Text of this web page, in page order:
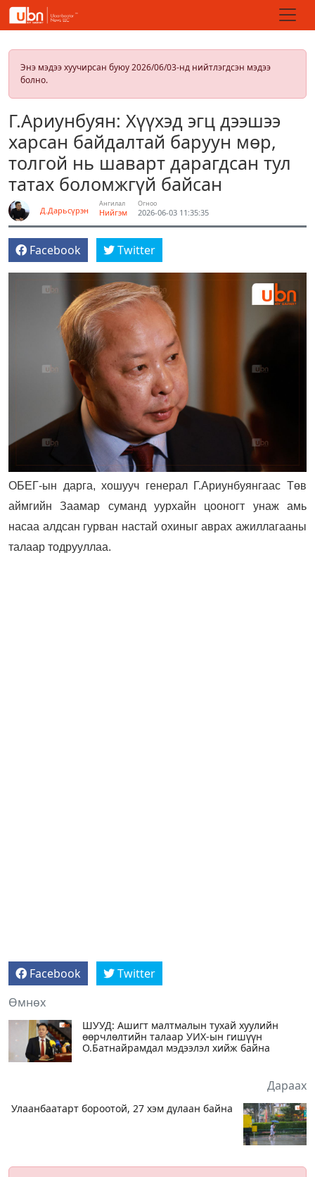
Энэ мэдээ хуучирсан буюу 2026/06/03-нд нийтлэгдсэн мэдээ
болно.
Г.Ариунбуян: Хүүхэд эгц дээшээ
харсан байдалтай баруун мөр,
толгой нь шаварт дарагдсан тул
татах боломжгүй байсан
Д.Дарьсүрэн
Ангилал
Нийгэм
Огноо
2026-06-03 11:35:35
Facebook Twitter
ОБЕГ-ын дарга, хошууч генерал Г.Ариунбуянгаас Төв
аймгийн Заамар суманд уурхайн цооногт унаж амь
насаа алдсан гурван настай охиныг аврах ажиллагааны
талаар тодрууллаа.
Facebook
Twitter
Өмнөх
ШУУД: Ашигт малтмалын тухай хуулийн
өөрчлөлтийн талаар УИХ-ын гишүүн
О.Батнайрамдал мэдээлэл хийж байна
Дараах
Улаанбаатарт бороотой, 27 хэм дулаан байна